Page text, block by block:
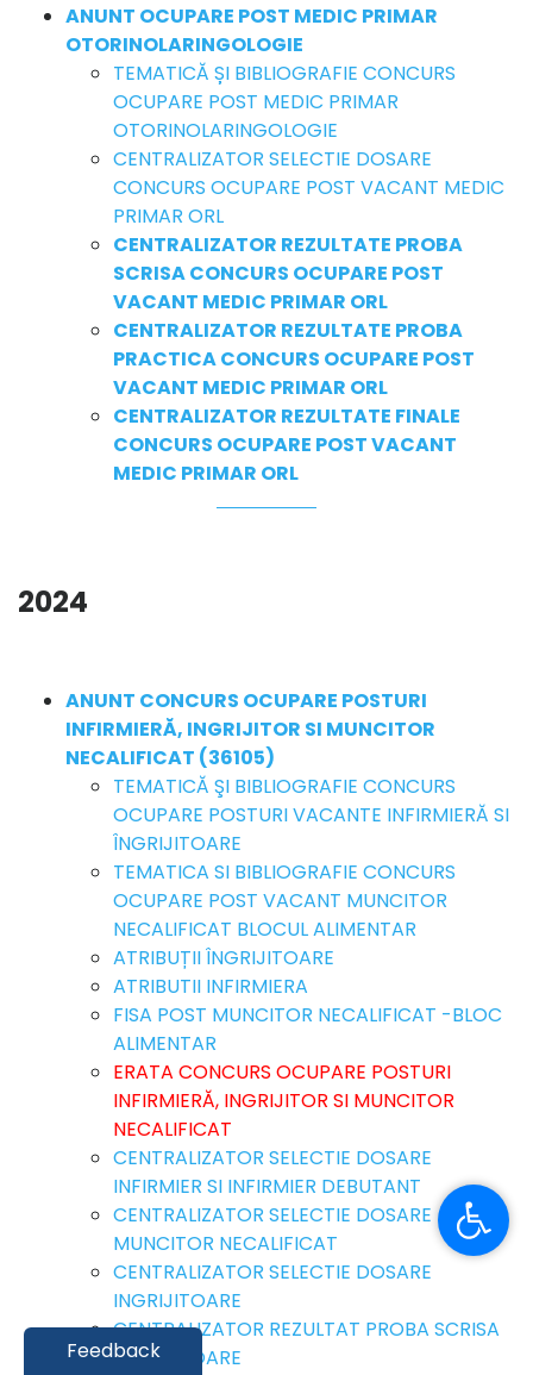
ANUNT OCUPARE POST MEDIC PRIMAR
OTORINOLARINGOLOGIE
TEMATICĂ ȘI BIBLIOGRAFIE CONCURS
OCUPARE POST MEDIC PRIMAR
OTORINOLARINGOLOGIE
CENTRALIZATOR SELECTIE DOSARE
CONCURS OCUPARE POST VACANT MEDIC
PRIMAR ORL
CENTRALIZATOR REZULTATE PROBA
SCRISA CONCURS OCUPARE POST
VACANT MEDIC PRIMAR ORL
CENTRALIZATOR REZULTATE PROBA
PRACTICA CONCURS OCUPARE POST
VACANT MEDIC PRIMAR ORL
CENTRALIZATOR REZULTATE FINALE
CONCURS OCUPARE POST VACANT
MEDIC PRIMAR ORL
2024
ANUNT CONCURS OCUPARE POSTURI
INFIRMIERĂ, INGRIJITOR SI MUNCITOR
NECALIFICAT (36105)
TEMATICĂ ŞI BIBLIOGRAFIE CONCURS
OCUPARE POSTURI VACANTE INFIRMIERĂ SI
ÎNGRIJITOARE
TEMATICA SI BIBLIOGRAFIE CONCURS
OCUPARE POST VACANT MUNCITOR
NECALIFICAT BLOCUL ALIMENTAR
ATRIBUȚII ÎNGRIJITOARE
ATRIBUTII INFIRMIERA
FISA POST MUNCITOR NECALIFICAT -BLOC
ALIMENTAR
ERATA CONCURS OCUPARE POSTURI
INFIRMIERĂ, INGRIJITOR SI MUNCITOR
NECALIFICAT
CENTRALIZATOR SELECTIE DOSARE
INFIRMIER SI INFIRMIER DEBUTANT
CENTRALIZATOR SELECTIE DOSARE
MUNCITOR NECALIFICAT
CENTRALIZATOR SELECTIE DOSARE
INGRIJITOARE
CENTRALIZATOR REZULTAT PROBA SCRISA
INGRIJITOARE
Feedback